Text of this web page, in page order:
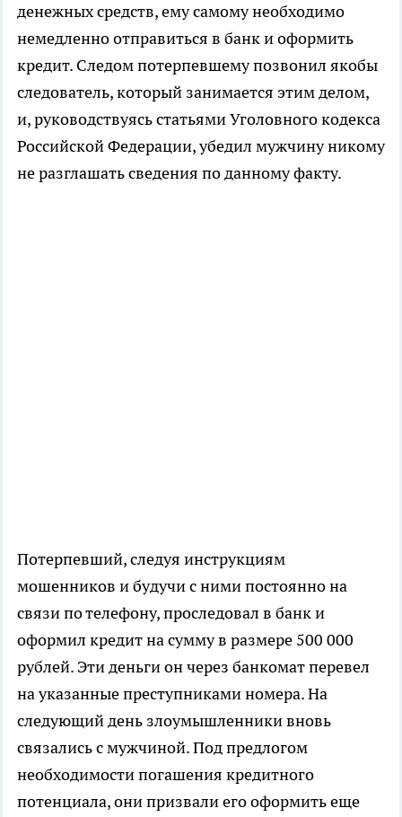
денежных средств, ему самому необходимо
немедленно отправиться в банк и оформить
кредит. Следом потерпевшему позвонил якобы
следователь, который занимается этим делом,
и, руководствуясь статьями Уголовного кодекса
Российской Федерации, убедил мужчину никому
не разглашать сведения по данному факту.
Потерпевший, следуя инструкциям
мошенников и будучи с ними постоянно на
связи по телефону, проследовал в банк и
оформил кредит на сумму в размере 500 000
рублей. Эти деньги он через банкомат перевел
на указанные преступниками номера. На
следующий день злоумышленники вновь
связались с мужчиной. Под предлогом
необходимости погашения кредитного
потенциала, они призвали его оформить еще